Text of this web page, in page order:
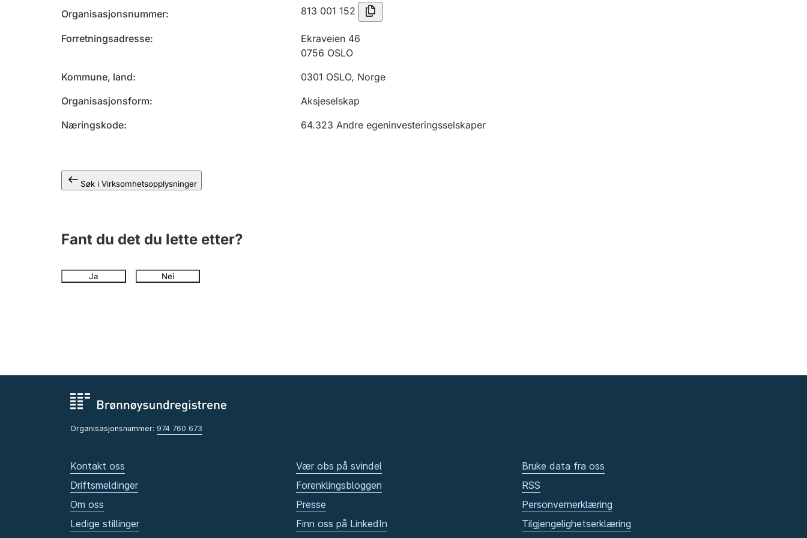
Organisasjonsnummer 813 001 152
Forretningsadresse
Ekraveien 46
0756 OSLO
Kommune, land
0301 OSLO, Norge
Organisasjonsform
Aksjeselskap
Næringskode
64.323 Andre egeninvesteringsselskaper
Søk i Virksomhetsopplysninger
Fant du det du lette etter?
Ja Nei
Organisasjonsnummer: 974 760 673
Kontakt oss
Driftsmeldinger
Om oss
Ledige stillinger
Vær obs på svindel
Forenklingsbloggen
Presse
Finn oss på LinkedIn
Bruke data fra oss
RSS
Personvernerklæring
Tilgjengelighetserklæring